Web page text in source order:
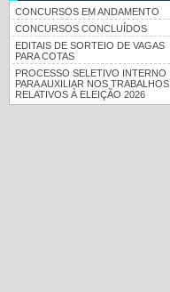
CONCURSOS EM ANDAMENTO
CONCURSOS CONCLUÍDOS
EDITAIS DE SORTEIO DE VAGAS
PARA COTAS
PROCESSO SELETIVO INTERNO
PARA AUXILIAR NOS TRABALHOS
RELATIVOS À ELEIÇÃO 2026